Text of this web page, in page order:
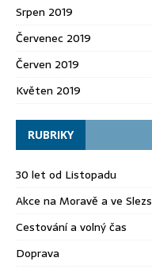
Srpen 2019
Červenec 2019
Červen 2019
Květen 2019
RUBRIKY
30 let od Listopadu
Akce na Moravě a ve
Cestování a volný čas
Doprava